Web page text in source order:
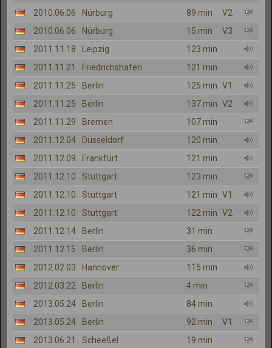
2010.06.06
Nürburg 89 min
V2
2010.06.06
Nürburg 15 min
V3
2011.11.18
Leipzig
123 min
2011.11.21
Friedrichshafen
121 min
2011.11.25
Berlin 125 min V1
2011.11.25
Berlin 137 min V2
2011.11.29
Bremen
107 min
2011.12.04
Düsseldorf
120 min
2011.12.09
Frankfurt
121 min
2011.12.10
Stuttgart
123 min
2011.12.10
Stuttgart 121 min V1
2011.12.10
Stuttgart 122 min V2
2011.12.14
Berlin
31 min
2011.12.15
Berlin
36 min
2012.02.03
Hannover
115 min
2012.03.22
Berlin
4 min
2013.05.24
Berlin
84 min
2013.05.24
Berlin 92 min
V1
2013.06.21
Scheeßel
19 min